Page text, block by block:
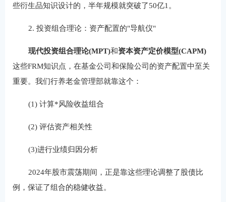
些衍生品知识设计的，半年规模就突破了50亿1。
2. 投资组合理论：资产配置的"导航仪"
现代投资组合理论(MPT)‌和‌资本资产定价模型(CAPM)‌
这些FRM知识点，在基金公司和保险公司的资产配置中至关
重要。我们行养老金管理部就靠这个：
(1) 计算*风险收益组合
(2) 评估资产相关性
(3)进行业绩归因分析
2024年股市震荡期间，正是靠这些理论调整了股债比
例，保证了组合的稳健收益。